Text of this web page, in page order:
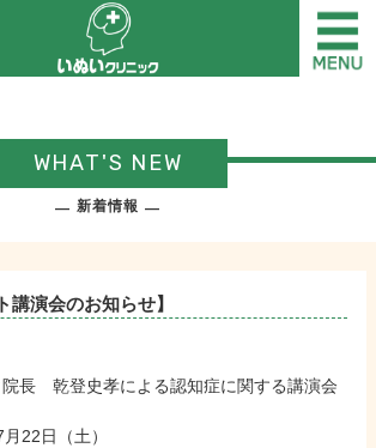
WHAT'S NEW
新着情報
講演会のお知らせ】
院長 乾登史孝による認知症に関する講演会
22日（土）